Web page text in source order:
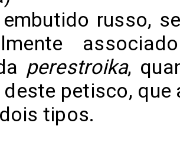
russo,
perestroika,
petisco, que
tipos.